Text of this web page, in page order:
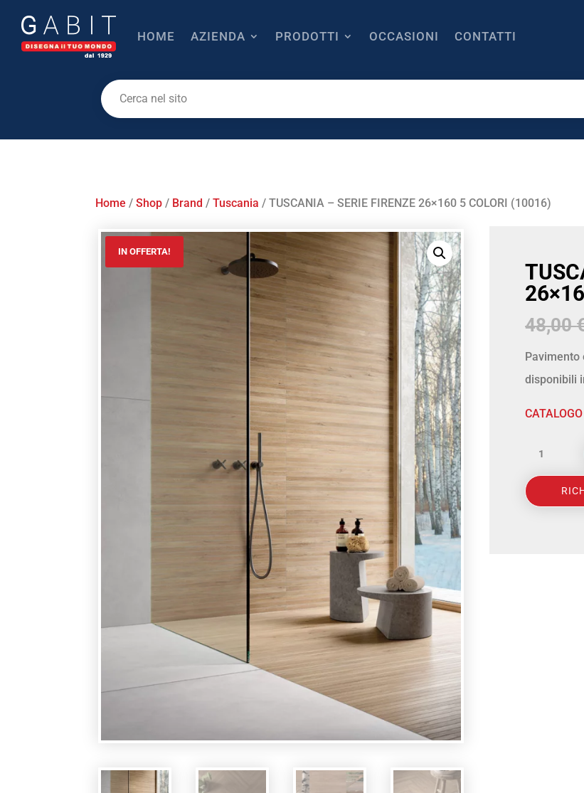
HOME AZIENDA PRODOTTI OCCASIONI CONTATTI
Home /Shop / Brand /Tuscania / TUSCANIA – SERIE FIRENZE 26×160 5 COLORI (10016)
IN OFFERTA!
48,00
Pavimento
disponibili
CATALOGO
SERIE